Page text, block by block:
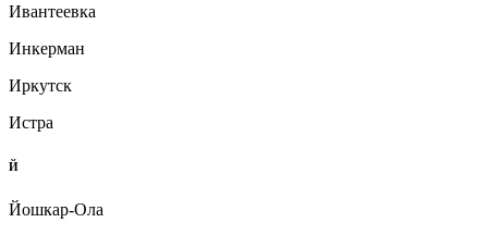
Ивантеевка
Инкерман
Иркутск
Истра
Й
Йошкар-Ола